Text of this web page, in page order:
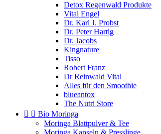
Detox Regenwald Produkte
Vital Engel
Dr. Karl J. Probst
Dr. Peter Hartig
Dr. Jacobs
Kingnature
Tisso
Robert Franz
Dr Reinwald Vital
Alles für den Smoothie
blueantox
The Nutri Store
  Bio Moringa
Moringa Blattpulver & Tee
Moringa Kapseln & Presslinge